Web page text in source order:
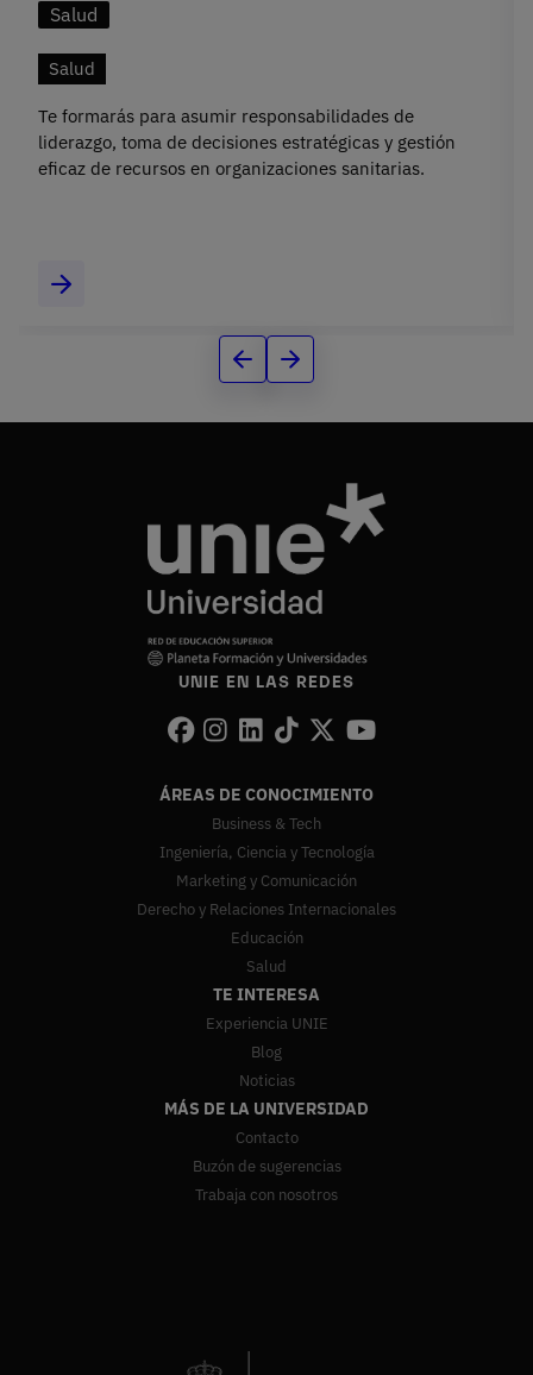
Salud
Salud
Te formarás para asumir responsabilidades de
liderazgo, toma de decisiones estratégicas y gestión
eficaz de recursos en organizaciones sanitarias.
UNIE EN LAS REDES
ÁREAS DE CONOCIMIENTO
Business & Tech
Ingeniería, Ciencia y Tecnología
Marketing y Comunicación
Derecho y Relaciones Internacionales
Educación
Salud
TE INTERESA
Experiencia UNIE
Blog
Noticias
MÁS DE LA UNIVERSIDAD
Contacto
Buzón de sugerencias
Trabaja con nosotros